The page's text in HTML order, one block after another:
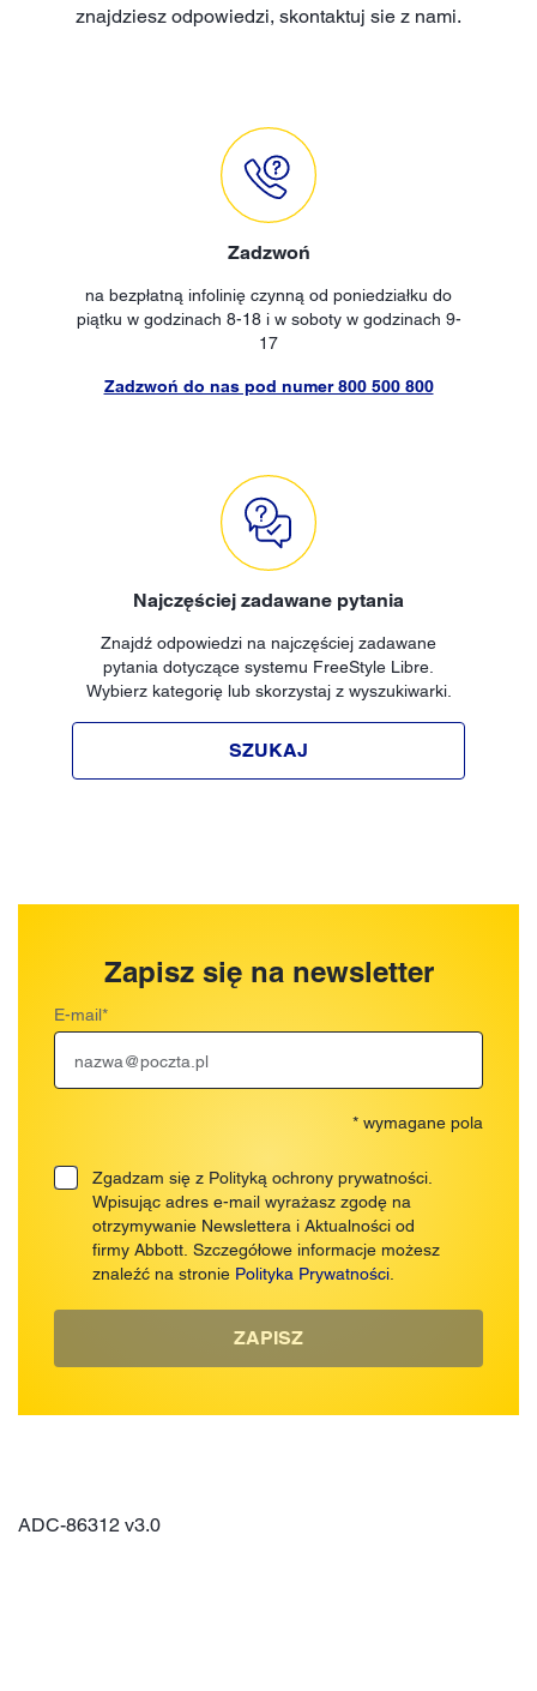
znajdziesz odpowiedzi, skontaktuj sie z nami.
Zadzwoń
na bezpłatną infolinię czynną od poniedziałku do
piątku w godzinach 8-18 i w soboty w godzinach 9-
17
Zadzwoń do nas pod numer 800 500 800
Najczęściej zadawane pytania
Znajdź odpowiedzi na najczęściej zadawane
pytania dotyczące systemu FreeStyle Libre.
Wybierz kategorię lub skorzystaj z wyszukiwarki.
SZUKAJ
Zapisz się na newsletter
E-mail*
* wymagane pola
Zgadzam się z Polityką ochrony prywatności.
Wpisując adres e-mail wyrażasz zgodę na
otrzymywanie Newslettera i Aktualności od
firmy Abbott. Szczegółowe informacje możesz
znaleźć na stronie Polityka Prywatności
ZAPISZ
ADC-86312 v3.0